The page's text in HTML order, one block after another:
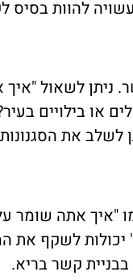
להוות בסיס
ניתן לשאול
או בילויים
לשלב את
"איך אתה שומר
יכולות לשקף את
קשר בריא.